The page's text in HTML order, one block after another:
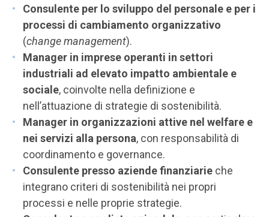
Consulente per lo sviluppo del personale e per i
processi di cambiamento organizzativo
(change management).
Manager in imprese operanti in settori
industriali ad elevato impatto ambientale e
sociale, coinvolte nella definizione e
nell’attuazione di strategie di sostenibilità.
Manager in organizzazioni attive nel welfare e
nei servizi alla persona, con responsabilità di
coordinamento e governance.
Consulente presso aziende finanziarie che
integrano criteri di sostenibilità nei propri
processi e nelle proprie strategie.